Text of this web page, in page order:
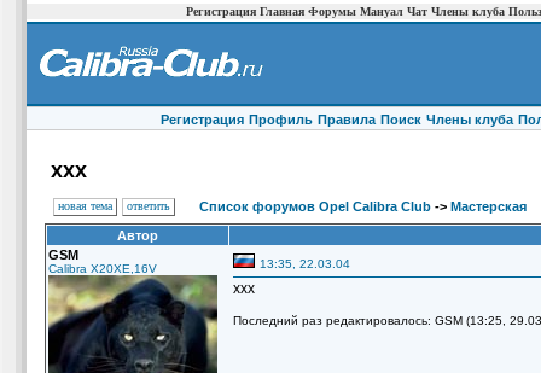
Регистрация Главная Форумы Мануал Чат Члены клуба
Регистрация Профиль Правила Поиск Члены клуба
xxx
новая тема ответить Список форумов Opel Calibra Club-> Мастерская
Автор
GSM
Calibra X20XE,16V 13:35, 22.03.04
xxx
Последний раз редактировалось: GSM (13:25,